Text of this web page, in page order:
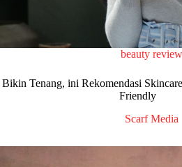
beauty review
Bikin Tenang, ini Rekomendasi
Friendly
Scarf Media